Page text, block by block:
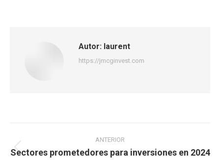
Autor: laurent
https://jmcginvest.com
entre
publicaciones
ANTERIOR
Publicación
Sectores prometedores para inversiones en 2024